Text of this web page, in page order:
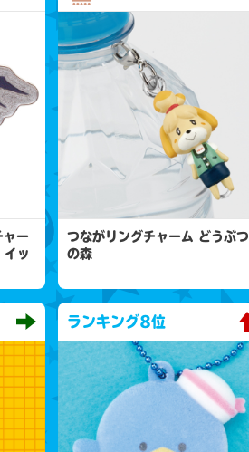
ャー
イッ
つながリングチャーム どうぶつ
の森
ランキング8位